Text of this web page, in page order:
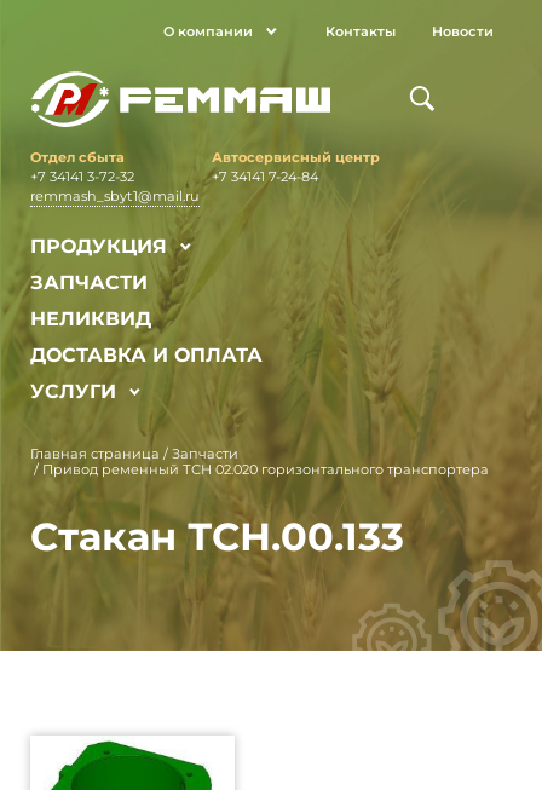
О компании Контакты Новости
Отдел сбыта
+7 34141 3-72-32
remmash_sbyt1@mail.ru
Автосервисный центр
+7 34141 7-24-84
ПРОДУКЦИЯ
ЗАПЧАСТИ
УСЛУГИ
НЕЛИКВИД
ДОСТАВКА И ОПЛАТА
Главная страница / Запчасти
/ Привод ременный ТСН 02.020 горизонтального транспортера
Стакан ТСН.00.133